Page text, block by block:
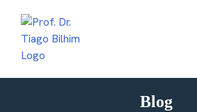
content
Blog